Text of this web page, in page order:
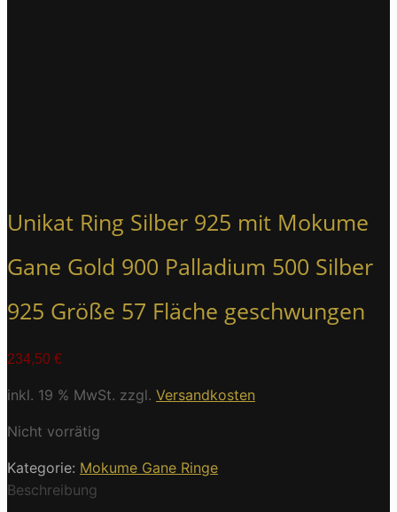
Unikat Ring Silber 925 mit Mokume
Gane Gold 900 Palladium 500 Silber
925 Größe 57 Fläche geschwungen
234,50 €
inkl. 19 % MwSt. zzgl. Versandkosten
Nicht vorrätig
Kategorie: Mokume Gane Ringe
Beschreibung